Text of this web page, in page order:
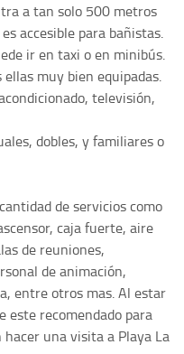
a tan solo 500 metros
accesible para bañistas.
ir en taxi o en minibús.
muy bien equipadas.
televisión,
dobles, y familiares o
de servicios como
caja fuerte, aire
de reuniones,
de animación,
entre otros mas. Al estar
este recomendado para
una visita a Playa La